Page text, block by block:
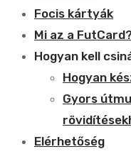
Focis kártyák
Mi az a FutCard?
Hogyan kell
Hogyan
Gyors
Elérhetőség